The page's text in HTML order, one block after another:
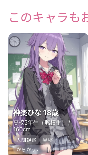
このキャラも
神楽ひな 18歳
高校3年生（転校生） /
160cm
人間観察
昼寝
からかうこ..